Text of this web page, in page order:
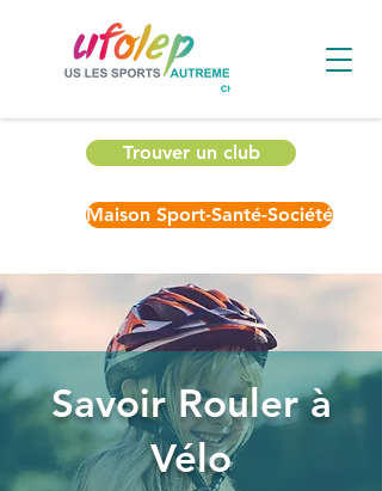
Trouver un club
Maison Sport-Santé-Société
Savoir Rouler à
Vélo